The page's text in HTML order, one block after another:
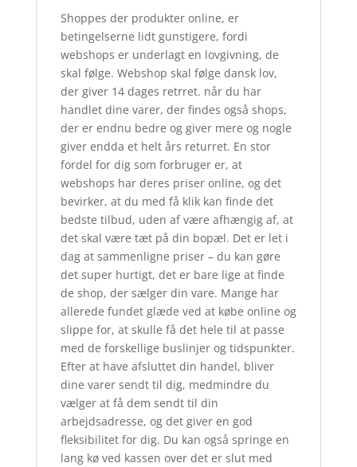
Shoppes der produkter online, er
betingelserne lidt gunstigere, fordi
webshops er underlagt en lovgivning, de
skal følge. Webshop skal følge dansk lov,
der giver 14 dages retrret. når du har
handlet dine varer, der findes også shops,
der er endnu bedre og giver mere og nogle
giver endda et helt års returret. En stor
fordel for dig som forbruger er, at
webshops har deres priser online, og det
bevirker, at du med få klik kan finde det
bedste tilbud, uden af være afhængig af, at
det skal være tæt på din bopæl. Det er let i
dag at sammenligne priser – du kan gøre
det super hurtigt, det er bare lige at finde
de shop, der sælger din vare. Mange har
allerede fundet glæde ved at købe online og
slippe for, at skulle få det hele til at passe
med de forskellige buslinjer og tidspunkter.
Efter at have afsluttet din handel, bliver
dine varer sendt til dig, medmindre du
vælger at få dem sendt til din
arbejdsadresse, og det giver en god
fleksibilitet for dig. Du kan også springe en
lang kø ved kassen over det er slut med